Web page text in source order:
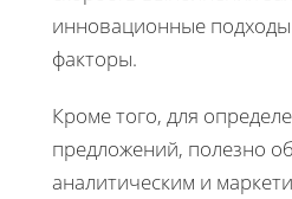
инновационные подходы
факторы.
Кроме того, для
предложений, полезно
аналитическим и